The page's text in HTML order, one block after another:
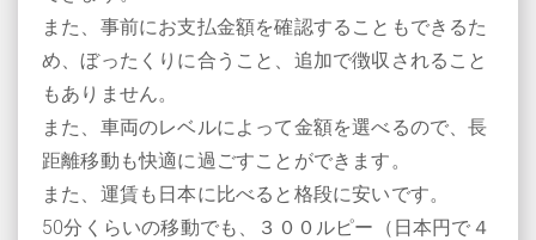
また、事前にお支払金額を確認することもできるた
め、ぼったくりに合うこと、追加で徴収されること
もありません。
また、車両のレベルによって金額を選べるので、長
距離移動も快適に過ごすことができます。
また、運賃も日本に比べると格段に安いです。
50分くらいの移動でも、３００ルピー（日本円で４